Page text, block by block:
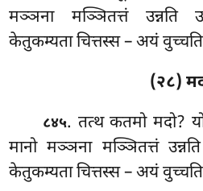
मञ्ञना मञ्ञितत्तं उन्नति
केतुकम्यता चित्तस्स – अयं वुच्चति
(२८)
८४५. तत्थ कतमो मदो?
मानो मञ्ञना मञ्ञितत्तं
केतुकम्यता चित्तस्स – अयं वुच्चति